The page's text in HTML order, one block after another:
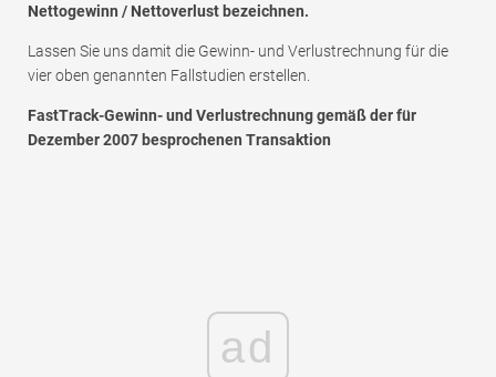
Nettogewinn / Nettoverlust bezeichnen.
Lassen Sie uns damit die Gewinn- und Verlustrechnung für die
vier oben genannten Fallstudien erstellen.
FastTrack-Gewinn- und Verlustrechnung gemäß der für
Dezember 2007 besprochenen Transaktion
ad